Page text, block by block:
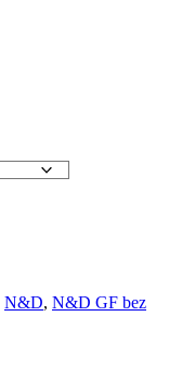
N&D, N&D GF bez